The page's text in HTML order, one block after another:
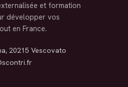
et formation
développer vos
en France.
20215 Vescovato